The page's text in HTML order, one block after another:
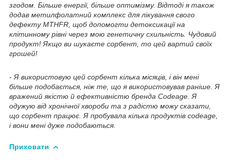
згодом. Більше енергії, більше оптимізму. Відтоді я також
додав метилфолатний комплекс для лікування свого
дефекту MTHFR, щоб допомогти детоксикації на
клітинному рівні через мою генетичну схильність. Чудовий
продукт! Якщо ви шукаєте сорбент, то цей вартий своїх
грошей!
- Я використовую цей сорбент кілька місяців, і він мені
більше подобається, ніж те, що я використовував раніше. Я
вражений якістю й ефективністю бренда Codeage. Я
одужую від хронічної хвороби та з радістю можу сказати,
що сорбент працює. Я пробувала кілька продуктів codeage,
і вони мені дуже подобаються.
Приховати